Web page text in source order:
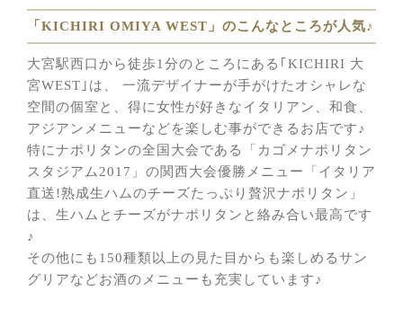
「KICHIRI OMIYA WEST」のこんなところが人気♪
大宮駅西口から徒歩1分のところにある｢KICHIRI 大
宮WEST｣は、 一流デザイナーが手がけたオシャレな
空間の個室と、得に女性が好きなイタリアン、和食、
アジアンメニューなどを楽しむ事ができるお店です♪
特にナポリタンの全国大会である「カゴメナポリタン
スタジアム2017」の関西大会優勝メニュー「イタリア
直送!熟成生ハムのチーズたっぷり贅沢ナポリタン」
は、生ハムとチーズがナポリタンと絡み合い最高です
♪
その他にも150種類以上の見た目からも楽しめるサン
グリアなどお酒のメニューも充実しています♪